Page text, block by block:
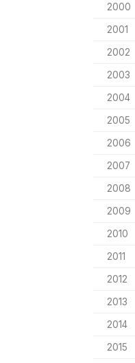
2000
2001
2002
2003
2004
2005
2006
2007
2008
2009
2010
2011
2012
2013
2014
2015